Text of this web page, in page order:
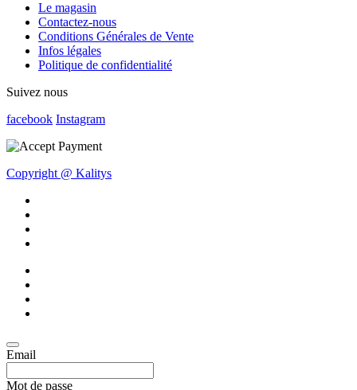
Le magasin
Contactez-nous
Conditions Générales de Vente
Infos légales
Politique de confidentialité
Suivez nous
facebook Instagram
Copyright @ Kalitys
Email
Mot de passe